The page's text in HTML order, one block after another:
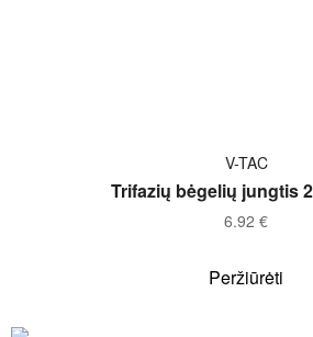
V-TAC
Trifazių bėgelių jungtis
6.92 €
Peržiūrėti